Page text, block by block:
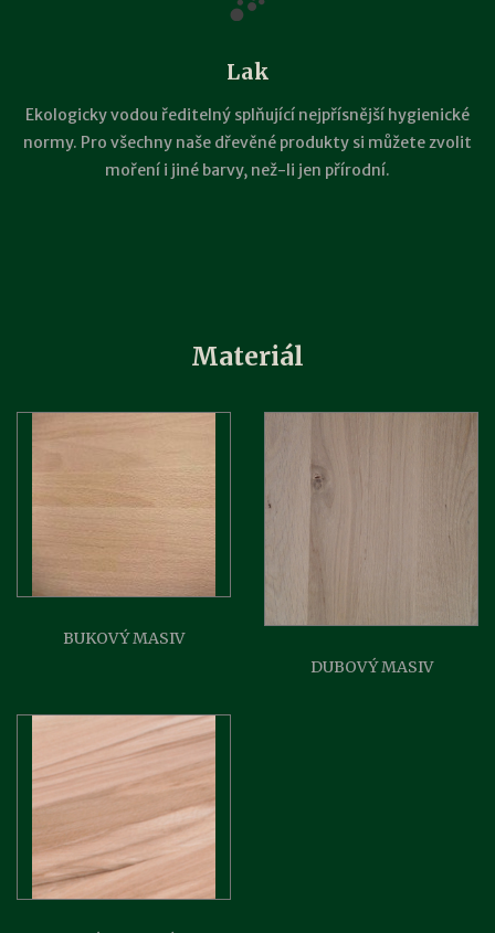
Lak
Ekologicky vodou ředitelný splňující nejpřísnější hygienické
normy. Pro všechny naše dřevěné produkty si můžete zvolit
moření i jiné barvy, než-li jen přírodní.
Materiál
BUKOVÝ MASIV
DUBOVÝ MASIV